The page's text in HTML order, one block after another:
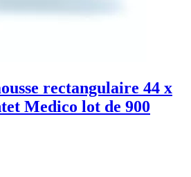
rectangulaire 44 x
Medico lot de 900